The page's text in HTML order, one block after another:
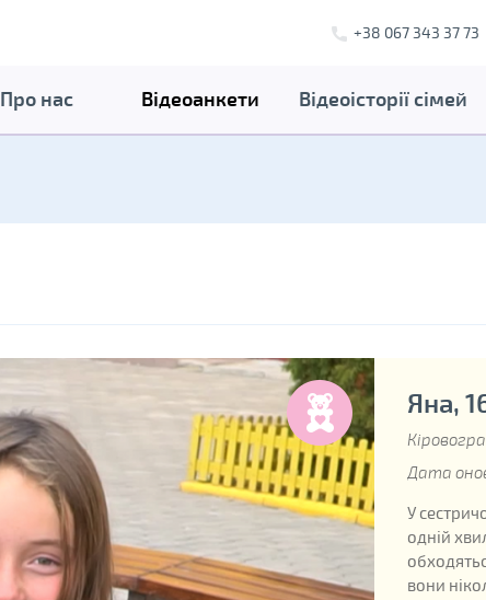
+38 067 343 37 73
Про нас Відеоанкети Відеоісторії сімей
Яна,
Дата
У
одній
вони